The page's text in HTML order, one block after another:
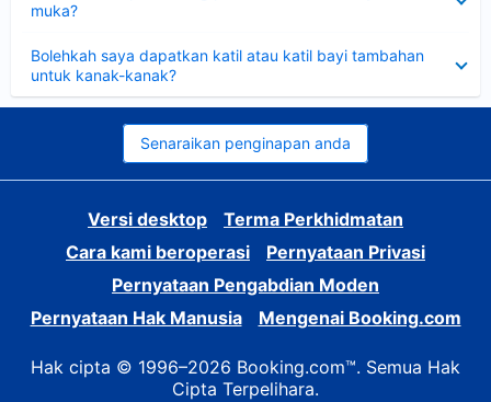
muka?
Bolehkah saya dapatkan katil atau katil bayi tambahan
untuk kanak-kanak?
Senaraikan penginapan anda
Versi desktop
Terma Perkhidmatan
Cara kami beroperasi
Pernyataan Privasi
Pernyataan Pengabdian Moden
Pernyataan Hak Manusia
Mengenai Booking.com
Hak cipta © 1996–2026 Booking.com™. Semua Hak
Cipta Terpelihara.